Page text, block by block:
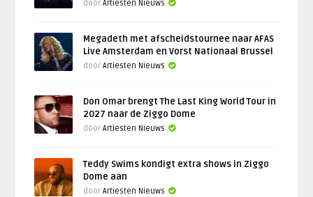
doorArtiesten Nieuws
Megadeth met afscheidstournee naar AFAS
Live Amsterdam en Vorst Nationaal Brussel
doorArtiesten Nieuws
Don Omar brengt The Last King World Tour in
2027 naar de Ziggo Dome
doorArtiesten Nieuws
Teddy Swims kondigt extra shows in Ziggo
Dome aan
doorArtiesten Nieuws